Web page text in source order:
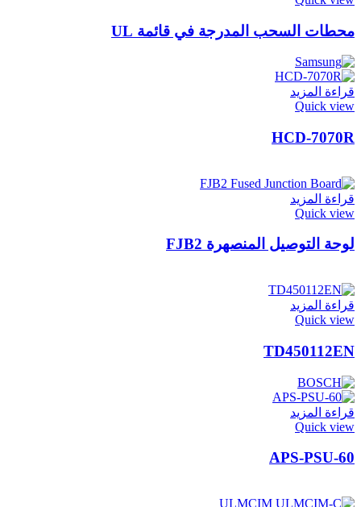
محطات السحب المدرجة في قائمة UL
قراءة المزيد
Quick view
HCD-7070R
قراءة المزيد
Quick view
لوحة التوصيل المنصهرة FJB2
قراءة المزيد
Quick view
TD450112EN
قراءة المزيد
Quick view
APS-PSU-60